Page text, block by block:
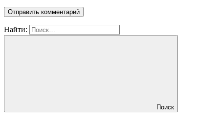
Найти:
Поиск